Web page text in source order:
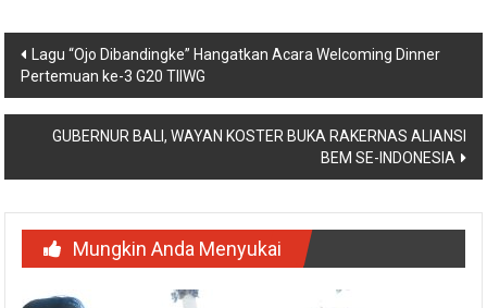
Navigasi
pos
Lagu “Ojo Dibandingke” Hangatkan Acara Welcoming Dinner
Pertemuan ke-3 G20 TIIWG
GUBERNUR BALI, WAYAN KOSTER BUKA RAKERNAS ALIANSI
BEM SE-INDONESIA
Mungkin Anda Menyukai